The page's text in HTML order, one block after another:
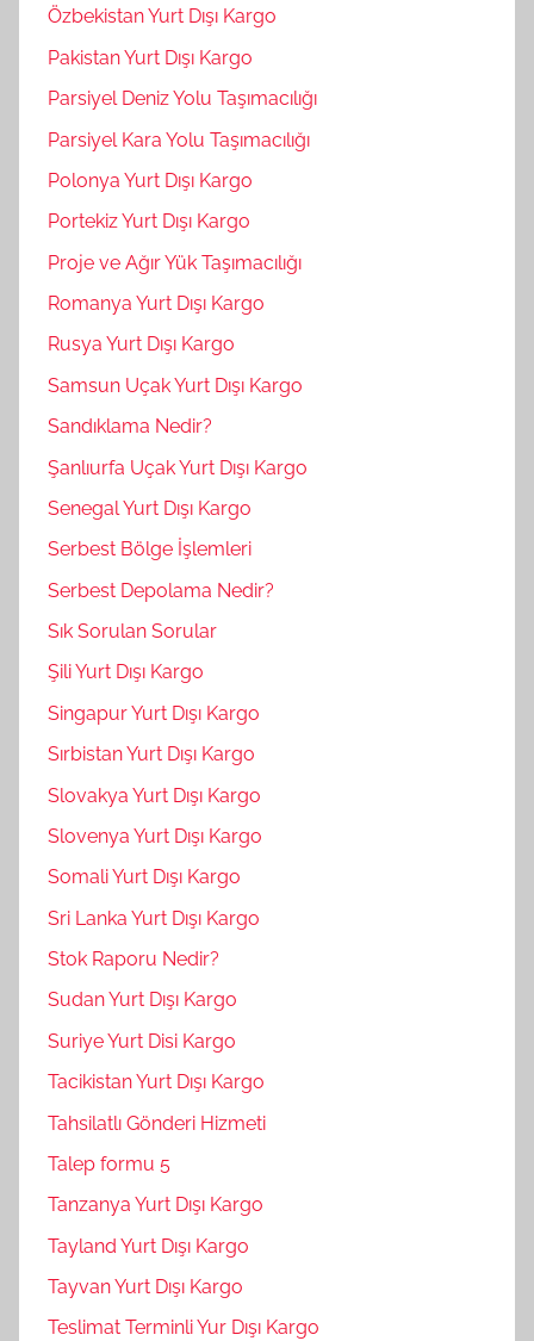
Özbekistan Yurt Dışı Kargo
Pakistan Yurt Dışı Kargo
Parsiyel Deniz Yolu Taşımacılığı
Parsiyel Kara Yolu Taşımacılığı
Polonya Yurt Dışı Kargo
Portekiz Yurt Dışı Kargo
Proje ve Ağır Yük Taşımacılığı
Romanya Yurt Dışı Kargo
Rusya Yurt Dışı Kargo
Samsun Uçak Yurt Dışı Kargo
Sandıklama Nedir?
Şanlıurfa Uçak Yurt Dışı Kargo
Senegal Yurt Dışı Kargo
Serbest Bölge İşlemleri
Serbest Depolama Nedir?
Sık Sorulan Sorular
Şili Yurt Dışı Kargo
Singapur Yurt Dışı Kargo
Sırbistan Yurt Dışı Kargo
Slovakya Yurt Dışı Kargo
Slovenya Yurt Dışı Kargo
Somali Yurt Dışı Kargo
Sri Lanka Yurt Dışı Kargo
Stok Raporu Nedir?
Sudan Yurt Dışı Kargo
Suriye Yurt Disi Kargo
Tacikistan Yurt Dışı Kargo
Tahsilatlı Gönderi Hizmeti
Talep formu 5
Tanzanya Yurt Dışı Kargo
Tayland Yurt Dışı Kargo
Tayvan Yurt Dışı Kargo
Teslimat Terminli Yur Dışı Kargo